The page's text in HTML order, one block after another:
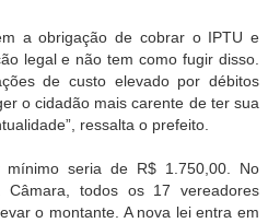
a obrigação de cobrar o IPTU e
legal e não tem como fugir disso.
de custo elevado por débitos
o cidadão mais carente de ter sua
ressalta o prefeito.
seria de R$ 1.750,00. No
Câmara, todos os 17 vereadores
o montante. A nova lei entra em